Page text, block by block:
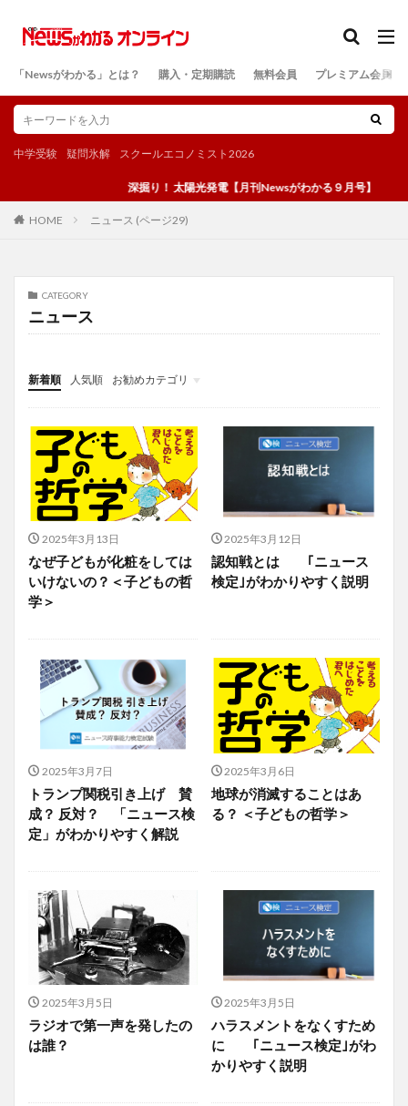
「Newsがわかる」とは？ 購入・定期購読 無料会員 プレミアム会員
中学受験 疑問氷解 スクールエコノミスト2026
深掘り！ 太陽光発電【月刊Newsがわかる９月号】
HOME ニュース (ページ29)
CATEGORY
ニュース
新着順 人気順
お勧めカテゴリ
投稿
学び
マンガ
電子書籍
2025年3月13日
なぜ子どもが化粧をしては
いけないの？＜子どもの哲
学＞
2025年3月12日
認知戦とは ｢ニュース
検定｣がわかりやすく説明
2025年3月7日
トランプ関税引き上げ 賛
成？ 反対？ 「ニュース検
定」がわかりやすく解説
2025年3月6日
地球が消滅することはあ
る？ ＜子どもの哲学＞
2025年3月5日
ラジオで第一声を発したの
は誰？
2025年3月5日
ハラスメントをなくすため
に ｢ニュース検定｣がわ
かりやすく説明
検索